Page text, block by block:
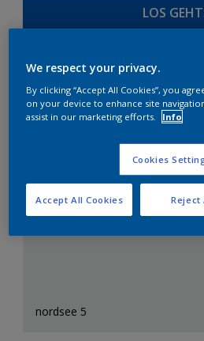
LOS
Das perfekte
nordsee 5
We respect your privacy.
By clicking “Accept All Cookies”, you
on your device to enhance site
assist in our marketing efforts.
Info
Cookies
Reject
Accept All Cookies